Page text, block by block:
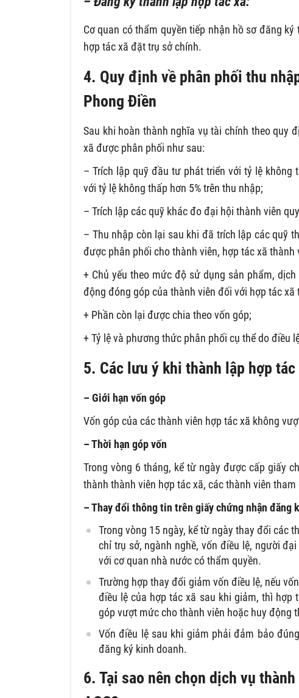
Cơ quan có thẩm quyền tiếp nhận hồ sơ đăng
hợp tác xã đặt trụ sở chính.
4. Quy định về phân phối thu
Phong Điền
Sau khi hoàn thành nghĩa vụ tài chính theo quy
xã được phân phối như sau:
– Trích lập quỹ đầu tư phát triển với tỷ lệ không
với tỷ lệ không thấp hơn 5% trên thu nhập;
– Trích lập các quỹ khác đo đại hội thành viên
– Thu nhập còn lại sau khi đã trích lập các quỹ
được phân phối cho thành viên, hợp tác xã thành
+ Chủ yếu theo mức độ sử dụng sản phẩm,
động đóng góp của thành viên đối với hợp tác xã
+ Phần còn lại được chia theo vốn góp;
+ Tỷ lệ và phương thức phân phối cụ thể do điều
5. Các lưu ý khi thành lập hợp
– Giới hạn vốn góp
Vốn góp của các thành viên hợp tác xã không
– Thời hạn góp vốn
Trong vòng 6 tháng, kể từ ngày được cấp giấy
thành thành viên hợp tác xã, các thành viên
– Thay đổi thông tin trên giấy chứng nhận đăng
Trong vòng 15 ngày, kể từ ngày thay đổi các
chỉ trụ sở, ngành nghề, vốn điều lệ, người
với cơ quan nhà nước có thẩm quyền.
Trường hợp thay đổi giảm vốn điều lệ, nếu
điều lệ của hợp tác xã sau khi giảm, thì hợp
góp vượt mức cho thành viên hoặc huy động
Vốn điều lệ sau khi giảm phải đảm bảo
đăng ký kinh doanh.
6. Tại sao nên chọn dịch vụ